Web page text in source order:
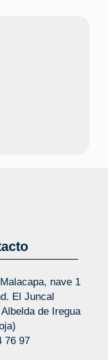
nave 1
El Juncal
de Iregua
76 97